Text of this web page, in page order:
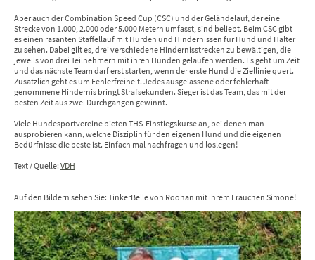
Aber auch der Combination Speed Cup (CSC) und der Geländelauf, der eine
Strecke von 1.000, 2.000 oder 5.000 Metern umfasst, sind beliebt. Beim CSC gibt
es einen rasanten Staffellauf mit Hürden und Hindernissen für Hund und Halter
zu sehen. Dabei gilt es, drei verschiedene Hindernisstrecken zu bewältigen, die
jeweils von drei Teilnehmern mit ihren Hunden gelaufen werden. Es geht um Zeit
und das nächste Team darf erst starten, wenn der erste Hund die Ziellinie quert.
Zusätzlich geht es um Fehlerfreiheit. Jedes ausgelassene oder fehlerhaft
genommene Hindernis bringt Strafsekunden. Sieger ist das Team, das mit der
besten Zeit aus zwei Durchgängen gewinnt.
Viele Hundesportvereine bieten THS-Einstiegskurse an, bei denen man
ausprobieren kann, welche Disziplin für den eigenen Hund und die eigenen
Bedürfnisse die beste ist. Einfach mal nachfragen und loslegen!
Text / Quelle: VDH
Auf den Bildern sehen Sie: TinkerBelle von Roohan mit ihrem Frauchen Simone!